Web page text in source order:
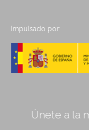
Impulsado por:
Únete a la